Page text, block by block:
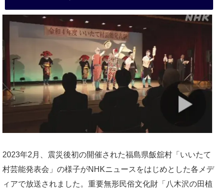
2023年2月、震災後初の開催された福島県飯舘村「いいたて
村芸能発表会」の様子がNHKニュースをはじめとした各メデ
ィアで放送されました。重要無形民俗文化財「八木沢の田植